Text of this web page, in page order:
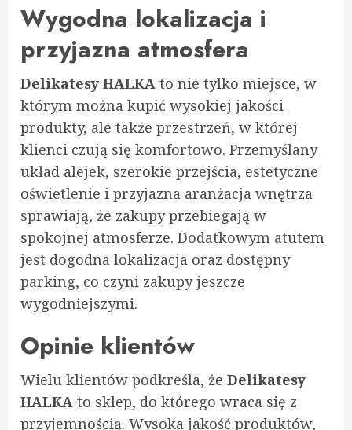
Wygodna lokalizacja i
przyjazna atmosfera
Delikatesy HALKA to nie tylko miejsce, w
którym można kupić wysokiej jakości
produkty, ale także przestrzeń, w której
klienci czują się komfortowo. Przemyślany
układ alejek, szerokie przejścia, estetyczne
oświetlenie i przyjazna aranżacja wnętrza
sprawiają, że zakupy przebiegają w
spokojnej atmosferze. Dodatkowym atutem
jest dogodna lokalizacja oraz dostępny
parking, co czyni zakupy jeszcze
wygodniejszymi.
Opinie klientów
Wielu klientów podkreśla, że Delikatesy
HALKA to sklep, do którego wraca się z
przyjemnością. Wysoka jakość produktów,